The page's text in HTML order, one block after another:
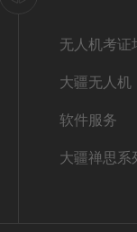
无人机考证
大疆无人机
软件服务
大疆禅思系